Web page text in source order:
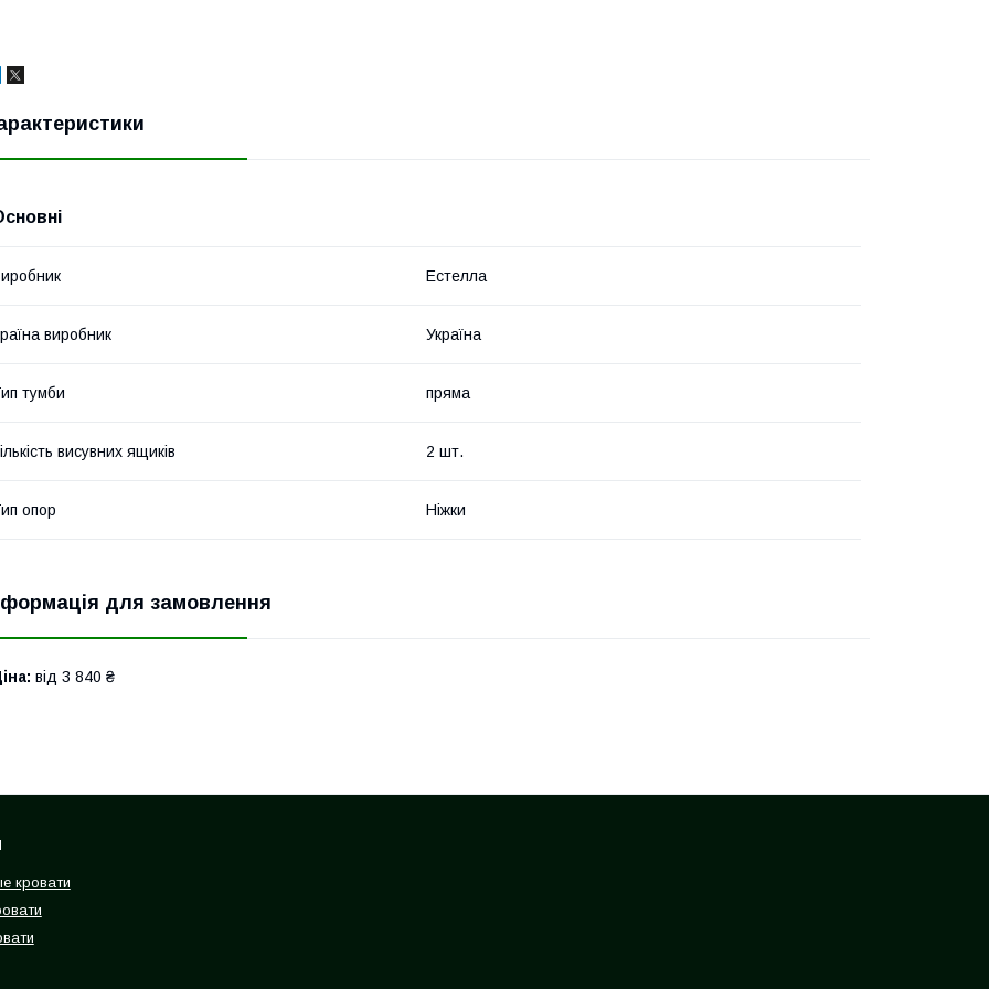
Естелла
виробник Україна
тумби пряма
висувних ящиків 2 шт.
опор Ніжки
для замовлення
від 3 840 ₴
кровати